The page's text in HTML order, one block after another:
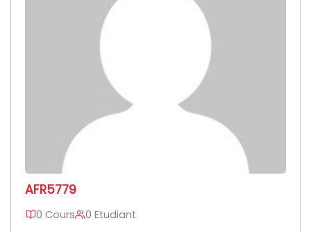
AFR5779
0 Cours 0 Etudiant